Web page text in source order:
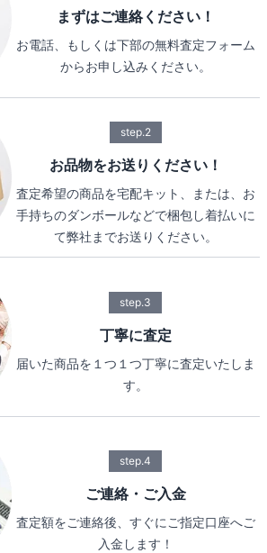
まずはご連絡ください！
お電話、もしくは下部の無料査定フォーム
からお申し込みください。
step.2
お品物をお送りください！
査定希望の商品を宅配キット、または、お
手持ちのダンボールなどで梱包し着払いに
て弊社までお送りください。
step.3
丁寧に査定
届いた商品を１つ１つ丁寧に査定いたしま
す。
step.4
ご連絡・ご入金
査定額をご連絡後、すぐにご指定口座へご
入金します！